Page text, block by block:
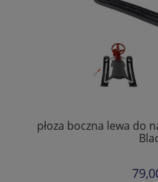
płoza boczna lewa do